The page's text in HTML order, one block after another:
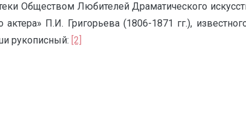
Обществом Любителей Драматического
П.И. Григорьева (1806-1871 гг.),
рукописный: [2]